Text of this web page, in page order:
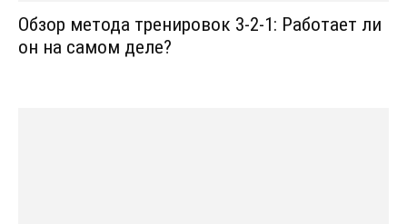
Обзор метода тренировок 3-2-1: Работает ли
он на самом деле?